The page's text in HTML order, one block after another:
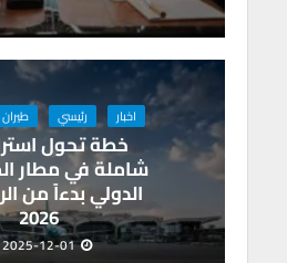
اخبار رئيسي طيران
خطة تحول
شاملة في مطار
الدولي بدءاً من
2026
2025-12-01